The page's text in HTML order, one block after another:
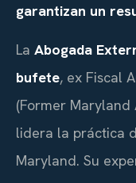
garantizan un
La Abogada
bufete, ex Fiscal
(Former Maryland
lidera la práctica
Maryland. Su